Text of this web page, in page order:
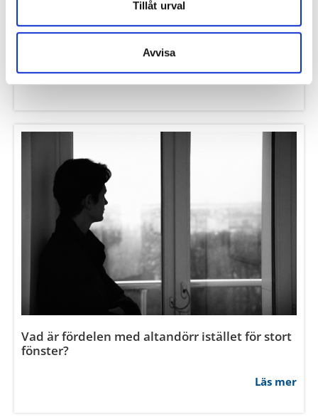
Hur tvättar man en vit ytterdörr?
Läs mer